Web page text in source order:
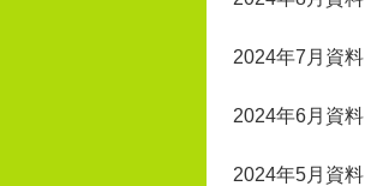
2024年7月資
2024年6月資
2024年5月資